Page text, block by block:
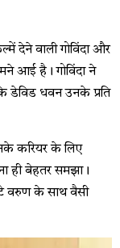
देने वाली गोविंदा और
आई है। गोविंदा ने
डेविड धवन उनके प्रति
करियर के लिए
ही बेहतर समझा।
वरुण के साथ वैसी